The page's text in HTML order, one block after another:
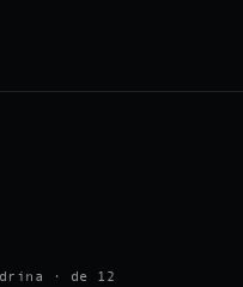
· de 12